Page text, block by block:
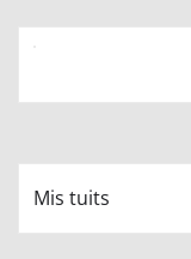
Mis tuits